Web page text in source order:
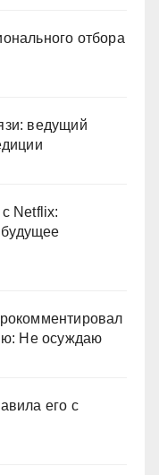
отбора
ведущий
Netflix:
Не осуждаю
его с